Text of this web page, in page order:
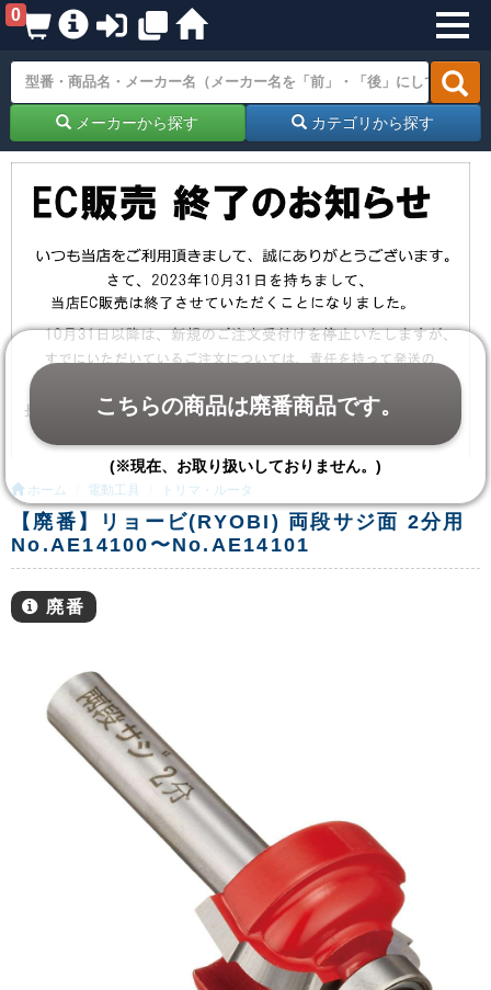
0
メーカーから探す カテゴリから探す
ホーム 電動工具 トリマ・ルータ
【廃番】リョービ(RYOBI) 両段サジ面 2分用
No.AE14100〜No.AE14101
廃番
こちらの商品は廃番商品です。
(※現在、お取り扱いしておりません。)